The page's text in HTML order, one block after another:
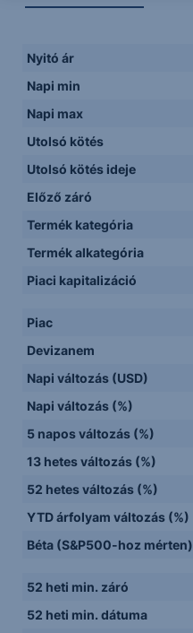
Nyitó ár
Napi min
Napi max
Utolsó kötés
Utolsó kötés ideje
Előző záró
Termék kategória
Termék alkategória
Piaci kapitalizáció
Piac
Devizanem
Napi változás (USD)
Napi változás (%)
5 napos változás (%)
13 hetes változás (%)
52 hetes változás (%)
YTD árfolyam változás (%)
Béta (S&P500-hoz mérten)
52 heti min. záró
52 heti min. dátuma